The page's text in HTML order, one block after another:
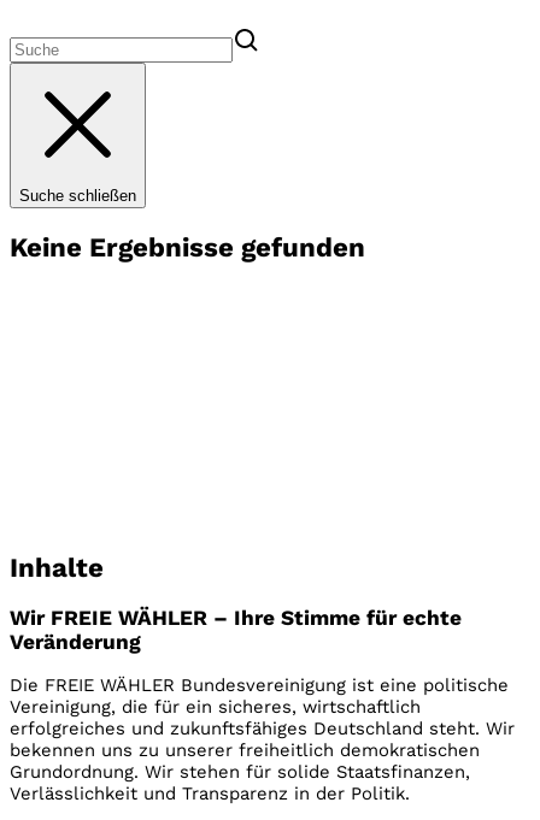
Suche schließen
Keine Ergebnisse gefunden
Jetzt spenden
Jetzt Kontakt aufnehmen
Inhalte
Wir FREIE WÄHLER – Ihre Stimme für echte
Veränderung
Die FREIE WÄHLER Bundesvereinigung ist eine politische
Vereinigung, die für ein sicheres, wirtschaftlich
erfolgreiches und zukunftsfähiges Deutschland steht. Wir
bekennen uns zu unserer freiheitlich demokratischen
Grundordnung. Wir stehen für solide Staatsﬁnanzen,
Verlässlichkeit und Transparenz in der Politik.